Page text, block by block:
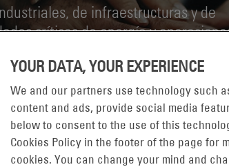
de infraestructuras y de
críticas de energía y
eléctricos. A medida que
energéticas, el aumento de la
infraestructuras, la electrificación
la forma en que las
la energía: cómo almacenarla,
mantener en funcionamiento las
YOUR DATA, YOUR EXPERIENCE
We and our partners use technology such
content and ads, provide social media
below to consent to the use of this
Cookies Policy in the footer of the page for
cookies. You can change your mind and